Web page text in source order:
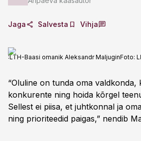
Jaga Salvesta Vihja
:LTH-Baasi omanik Aleksandr MaljuginFoto:
“Oluline on tunda oma valdkonda,
konkurente ning hoida kõrgel
Sellest ei piisa, et juhtkonnal ja
ning prioriteedid paigas,” nendib